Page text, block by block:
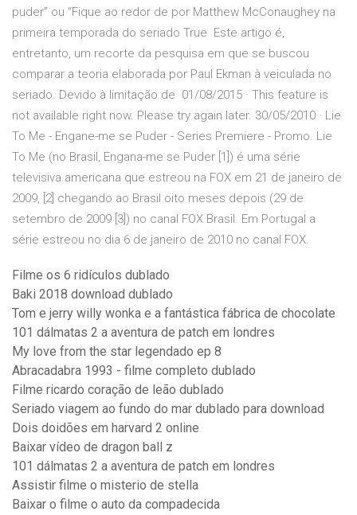
puder” ou “Fique ao redor de por Matthew McConaughey na
primeira temporada do seriado True Este artigo é,
entretanto, um recorte da pesquisa em que se buscou
comparar a teoria elaborada por Paul Ekman à veiculada no
seriado. Devido à limitação de 01/08/2015 · This feature is
not available right now. Please try again later. 30/05/2010 · Lie
To Me - Engane-me se Puder - Series Premiere - Promo. Lie
To Me (no Brasil, Engana-me se Puder [1]) é uma série
televisiva americana que estreou na FOX em 21 de janeiro de
2009, [2] chegando ao Brasil oito meses depois (29 de
setembro de 2009 [3]) no canal FOX Brasil. Em Portugal a
série estreou no dia 6 de janeiro de 2010 no canal FOX.
Filme os 6 ridículos dublado
Baki 2018 download dublado
Tom e jerry willy wonka e a fantástica fábrica de chocolate
101 dálmatas 2 a aventura de patch em londres
My love from the star legendado ep 8
Abracadabra 1993 - filme completo dublado
Filme ricardo coração de leão dublado
Seriado viagem ao fundo do mar dublado para download
Dois doidões em harvard 2 online
Baixar vídeo de dragon ball z
101 dálmatas 2 a aventura de patch em londres
Assistir filme o misterio de stella
Baixar o filme o auto da compadecida